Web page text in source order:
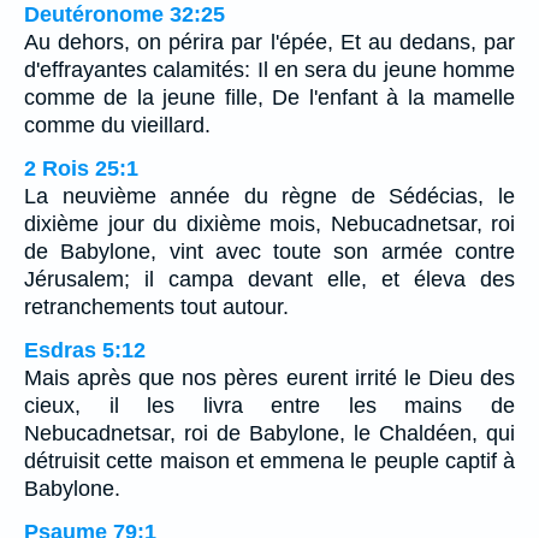
Deutéronome 32:25
Au dehors, on périra par l'épée, Et au dedans, par
d'effrayantes calamités: Il en sera du jeune homme
comme de la jeune fille, De l'enfant à la mamelle
comme du vieillard.
2 Rois 25:1
La neuvième année du règne de Sédécias, le
dixième jour du dixième mois, Nebucadnetsar, roi
de Babylone, vint avec toute son armée contre
Jérusalem; il campa devant elle, et éleva des
retranchements tout autour.
Esdras 5:12
Mais après que nos pères eurent irrité le Dieu des
cieux, il les livra entre les mains de
Nebucadnetsar, roi de Babylone, le Chaldéen, qui
détruisit cette maison et emmena le peuple captif à
Babylone.
Psaume 79:1